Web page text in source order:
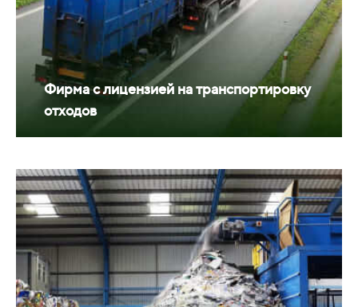
Фирма с лицензией на транспортировку
отходов